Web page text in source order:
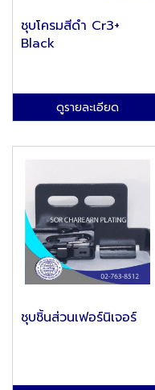
ชุบโครมสีดํา Cr3+
Black
ดูรายละเอียด
ชุบชิ้นส่วนเฟอร์นิเจอร์